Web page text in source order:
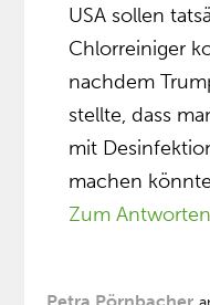
USA sollen
Chlorreiniger
nachdem
stellte, dass
mit
machen
Zum